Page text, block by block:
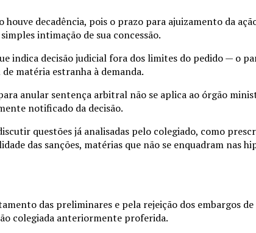
decadência, pois o prazo para ajuizamento da
intimação de sua concessão.
indica decisão judicial fora dos limites do pedido — o
matéria estranha à demanda.
anular sentença arbitral não se aplica ao órgão
notificado da decisão.
questões já analisadas pelo colegiado, como
das sanções, matérias que não se enquadram nas
das preliminares e pela rejeição dos embargos
colegiada anteriormente proferida.